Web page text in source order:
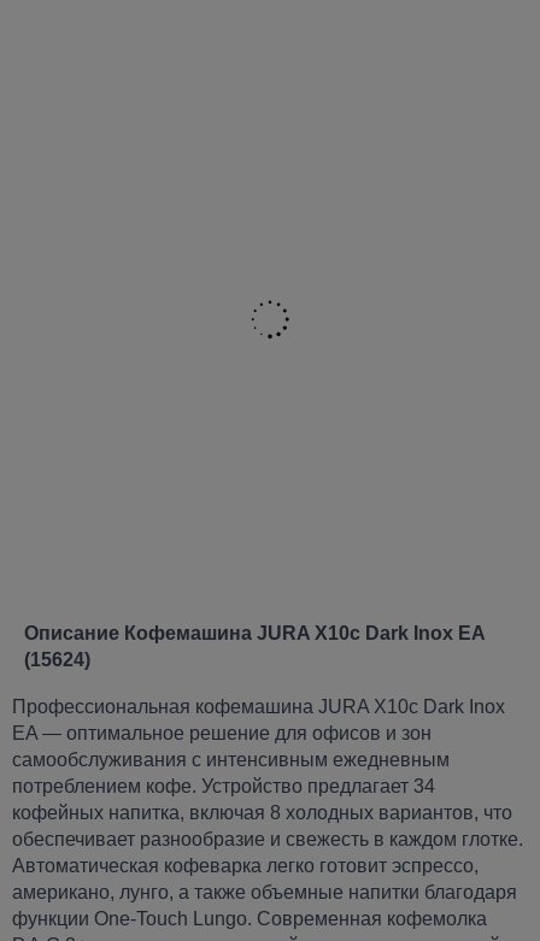
Описание Кофемашина JURA X10c Dark Inox EA
(15624)
Профессиональная кофемашина JURA X10c Dark Inox
EA — оптимальное решение для офисов и зон
самообслуживания с интенсивным ежедневным
потреблением кофе. Устройство предлагает 34
кофейных напитка, включая 8 холодных вариантов, что
обеспечивает разнообразие и свежесть в каждом глотке.
Автоматическая кофеварка легко готовит эспрессо,
американо, лунго, а также объемные напитки благодаря
функции One-Touch Lungo. Современная кофемолка